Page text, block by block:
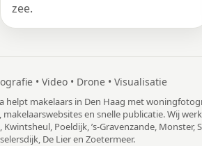
zee.
• Video • Drone • Visualisatie
helpt makelaars in Den Haag met
en snelle publicatie. Wij
Poeldijk, ’s-Gravenzande, Monster,
De Lier en Zoetermeer.